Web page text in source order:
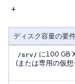
+
ディスク容量の要
/srv/ に100 GB
(または専用の仮